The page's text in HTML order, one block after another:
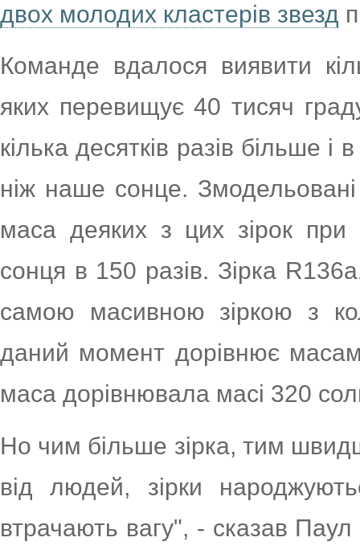
двох молодих кластерів звезд
Команде вдалося виявити
яких перевищує 40 тисяч
кілька десятків разів більше і
ніж наше сонце.
маса деяких з цих зірок
сонця в 150 разів. Зірка
самою масивною зіркою з
даний момент дорівнює
маса дорівнювала масі 320
Но чим більше зірка, тим
від людей, зірки
втрачають вагу", - сказав